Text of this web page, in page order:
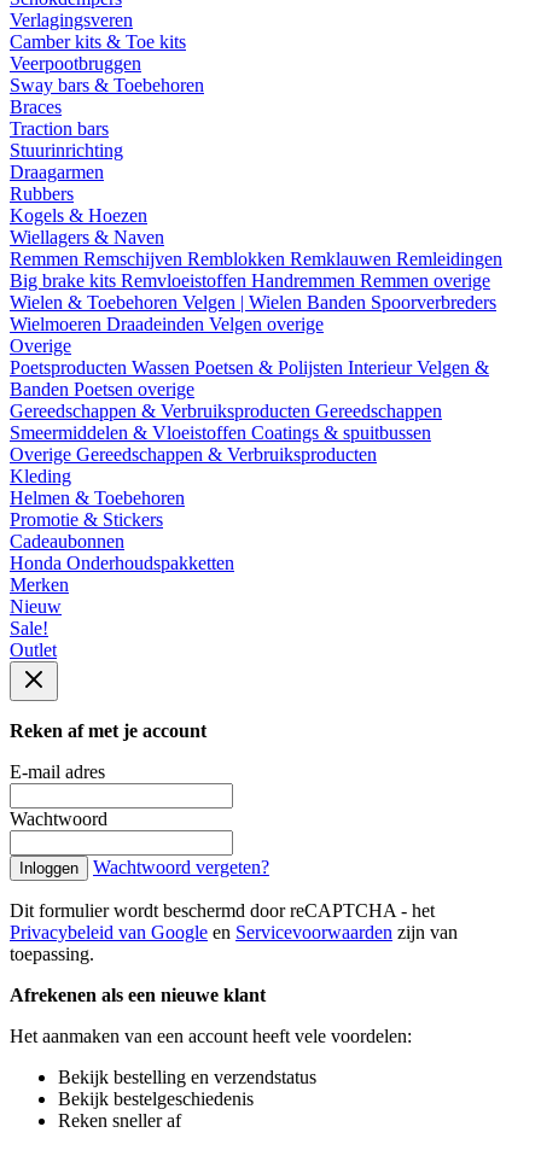
Verlagingsveren
Camber kits & Toe kits
Veerpootbruggen
Sway bars & Toebehoren
Braces
Traction bars
Stuurinrichting
Draagarmen
Rubbers
Kogels & Hoezen
Wiellagers & Naven
Remmen Remschijven Remblokken Remklauwen Remleidingen
Big brake kits Remvloeistoffen Handremmen Remmen overige
Wielen & Toebehoren Velgen | Wielen Banden Spoorverbreders
Wielmoeren Draadeinden Velgen overige
Overige
Poetsproducten Wassen Poetsen & Polijsten InterieurVelgen &
Banden Poetsen overige
Gereedschappen & Verbruiksproducten Gereedschappen
Smeermiddelen & Vloeistoffen Coatings & spuitbussen
Overige Gereedschappen & Verbruiksproducten
Kleding
Helmen & Toebehoren
Promotie & Stickers
Cadeaubonnen
Honda Onderhoudspakketten
Merken
Nieuw
Sale!
Outlet
Reken af met je account
E-mail adres
Wachtwoord
Inloggen Wachtwoord vergeten?
Dit formulier wordt beschermd door reCAPTCHA - het
Privacybeleid van Google en Servicevoorwaarden zijn van
toepassing.
Afrekenen als een nieuwe klant
Het aanmaken van een account heeft vele voordelen:
Bekijk bestelling en verzendstatus
Bekijk bestelgeschiedenis
Reken sneller af